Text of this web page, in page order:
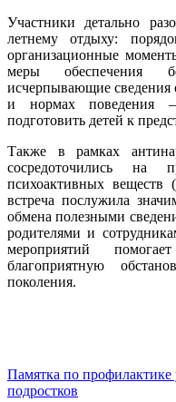
Участники детально
летнему отдыху:
организационные
меры обеспечения
исчерпывающие сведения
и нормах поведения
подготовить детей к
Также в рамках
сосредоточились на
психоактивных
встреча послужила
обмена полезными
родителями и
мероприятий
благоприятную
поколения.
Памятка по
подростков